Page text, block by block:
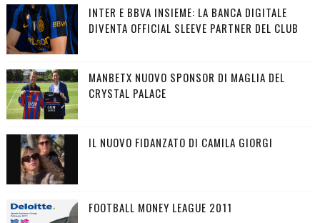
INTER E BBVA INSIEME: LA BANCA DIGITALE
DIVENTA OFFICIAL SLEEVE PARTNER DEL CLUB
MANBETX NUOVO SPONSOR DI MAGLIA DEL
CRYSTAL PALACE
IL NUOVO FIDANZATO DI CAMILA GIORGI
FOOTBALL MONEY LEAGUE 2011